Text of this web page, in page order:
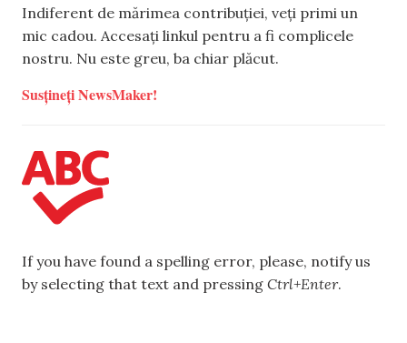
Indiferent de mărimea contribuției, veți primi un
mic cadou. Accesați linkul pentru a fi complicele
nostru. Nu este greu, ba chiar plăcut.
Susțineți NewsMaker!
If you have found a spelling error, please, notify us
by selecting that text and pressing Ctrl+Enter.